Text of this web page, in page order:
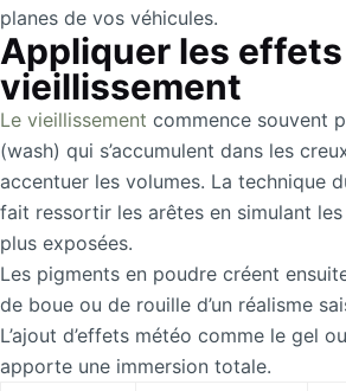
planes de vos véhicules.
Appliquer les
vieillissement
Le vieillissement commence souvent
(wash) qui s’accumulent dans les
accentuer les volumes. La technique
fait ressortir les arêtes en simulant
plus exposées.
Les pigments en poudre créent
de boue ou de rouille d’un réalisme
L’ajout d’effets météo comme le gel
apporte une immersion totale.